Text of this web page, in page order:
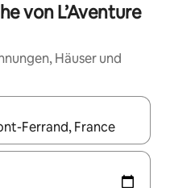
von L’Aventure
Häuser und
navigiere mit den